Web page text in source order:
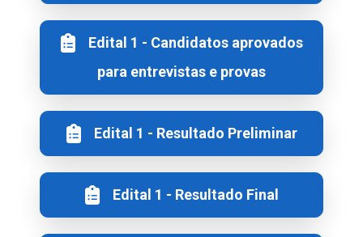
Edital 1 - Candidatos aprovados
para entrevistas e provas
Edital 1 - Resultado Preliminar
Edital 1 - Resultado Final